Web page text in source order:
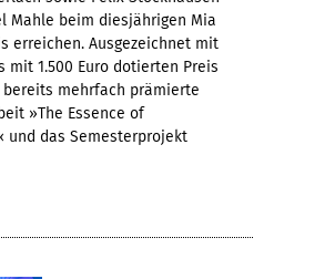
Mahle beim diesjährigen Mia
erreichen. Ausgezeichnet mit
mit 1.500 Euro dotierten Preis
mehrfach prämierte
»The Essence of
und das Semesterprojekt